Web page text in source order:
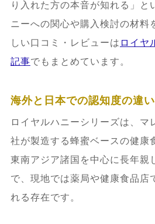
り入れた方の本音が知れる」と
ニーへの関心や購入検討の材料
しい口コミ・レビューは ロイヤ
記事でもまとめています。
海外と日本での認知度の違い
ロイヤルハニーシリーズは、マ
社が製造する蜂蜜ベースの健康
東南アジア諸国を中心に長年親
で、現地では薬局や健康食品店
れる存在です。